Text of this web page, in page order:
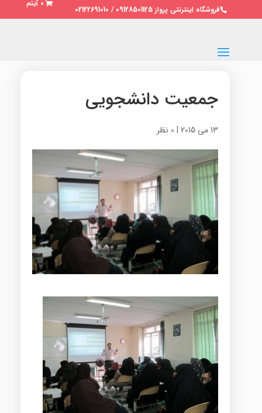
فروشگاه اینترنتی پرواز 09128501125 / 02122691010
0 آیتم
جمعیت دانشجویی
13 می 2015 | 0 نظر